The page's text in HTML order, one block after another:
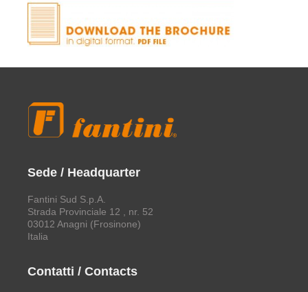
Sede / Headquarter
Fantini Sud S.p.A.
Strada Provinciale 12 , nr. 52
03012 Anagni (Frosinone)
Italia
Contatti / Contacts